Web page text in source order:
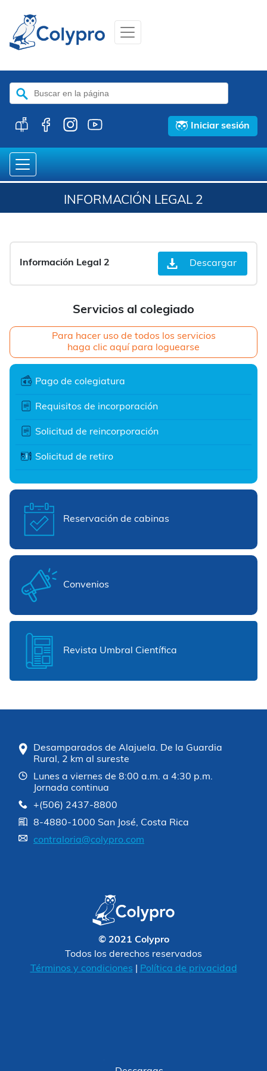
Buscar:
Iniciar sesión
INFORMACIÓN LEGAL 2
Servicios al colegiado
Para hacer uso de todos los servicios
haga clic aquí para loguearse
Pago de colegiatura
Requisitos de incorporación
Solicitud de reincorporación
Solicitud de retiro
Reservación de cabinas
Convenios
Revista Umbral Científica
Información Legal 2 Descargar
Desamparados de Alajuela. De la Guardia
Rural, 2 km al sureste
Lunes a viernes de 8:00 a.m. a 4:30 p.m.
Jornada continua
+(506) 2437-8800
8-4880-1000 San José, Costa Rica
contraloria@colypro.com
© 2021 Colypro
Todos los derechos reservados
Términos y condiciones
Política de privacidad